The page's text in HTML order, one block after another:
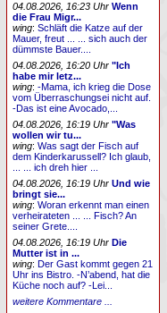
04.08.2026, 16:23 Uhr Wenn
die Frau Migr...
wing:Schläft die Katze auf der
Mauer, freut ... ... sich auch der
dümmste Bauer....
04.08.2026, 16:20 Uhr "Ich
habe mir letz...
wing:-Mama, ich krieg die Dose
vom Überraschungsei nicht auf.
-Das ist eine Avocado,...
04.08.2026, 16:19 Uhr "Was
wollen wir tu...
wing:Was sagt der Fisch auf
dem Kinderkarussell? Ich glaub,
... ... ich dreh hier ...
04.08.2026, 16:19 Uhr Und wie
bringt sie...
wing:Woran erkennt man einen
verheirateten ... ... Fisch? An
seiner Grete....
04.08.2026, 16:19 Uhr Die
Mutter ist in ...
wing:Der Gast kommt gegen 21
Uhr ins Bistro. -N’abend, hat die
Küche noch auf? -Lei...
weitere Kommentare ...